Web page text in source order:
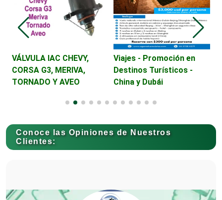
Cámaras de Comercio
Camiones para Fletes
Cancelería de Aluminio
Carpinterías
VÁLVULA IAC CHEVY,
CORSA G3, MERIVA,
TORNADO Y AVEO
Viajes - Promoción en
Destinos Turísticos -
China y Dubái
Conoce las Opiniones de Nuestros
Clientes: